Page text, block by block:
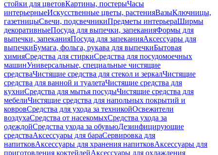
стойки для цветовКартины, постерыЧасы
интерьерныеИскусственные цветы, растенияВазыКлючницы,
газетницыСвечи, подсвечникиПредметы интерьераШирмы
декоративныеПосуда для выпечки, запеканияФормы для
выпечки, запеканияПосуда для запеканияАксессуары для
выпечкиБумага, фольга, рукава для выпечкиБытовая
химияСредства для стиркиСредства для посудомоечных
машинУниверсальные, специальные чистящие
средстваЧистящие средства для стекол и зеркалЧистящие
средства для ванной и туалетаЧистящие средства для
кухниСредства для мытья посудыЧистящие средства для
мебелиЧистящие средства для напольных покрытий и
ковровСредства для ухода за техникойОсвежители
воздухаСредства от насекомыхСредства ухода за
одеждойСредства ухода за обувьюДезинфицирующие
средстваАксессуары для бараСервировка для
напитковАксессуары для хранения напитковАксессуары для
приготовления коктейлейАксессуары для охлаждения